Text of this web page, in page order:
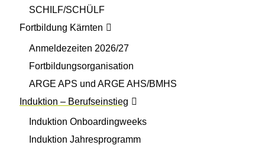
SCHILF/SCHÜLF
Fortbildung Kärnten
Anmeldezeiten 2026/27
Fortbildungsorganisation
ARGE APS und ARGE AHS/BMHS
Induktion – Berufseinstieg
Induktion Onboardingweeks
Induktion Jahresprogramm